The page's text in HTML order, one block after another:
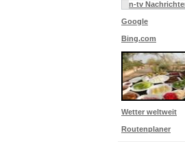
n-tv
Google
Bing.com
Wetter weltweit
Routenplaner